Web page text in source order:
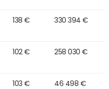
138 € 330 394 €
102 € 258 030 €
103 € 46 498 €